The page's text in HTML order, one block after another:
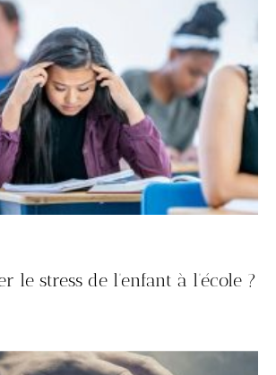
le stress de l’enfant à l’école ?